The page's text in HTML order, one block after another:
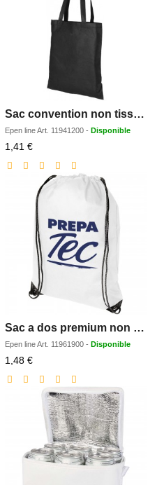
Sac convention non tisse Large Zeus 6L
Epen lineArt. 11941200 - Disponible
1,41 €Prix
réduit
Sac a dos premium non tisse Eco 5L
Epen lineArt. 11961900 - Disponible
1,48 €Prix
réduit